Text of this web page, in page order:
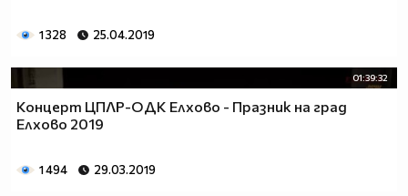
1 328 25.04.2019
01:39:32
Концерт ЦПЛР-ОДК Елхово - Празник на град
Елхово 2019
1 494 29.03.2019